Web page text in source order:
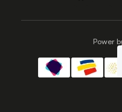
Power